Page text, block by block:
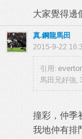
大家覺得邊
真.鋼龍馬田
2015-9-22
引用:
馬田兄好強,
撞彩，仲季
我地仲有排